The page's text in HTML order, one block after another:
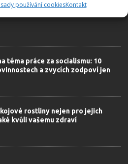
používání cookiesKontakt
tipy pro matky samoživitelky
téma práce za socialismu: 10
a zvycích zodpoví jen
rostliny nejen pro jejich
kvůli vašemu zdraví